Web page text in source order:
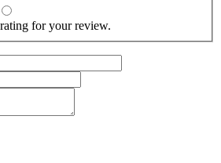
for your review.